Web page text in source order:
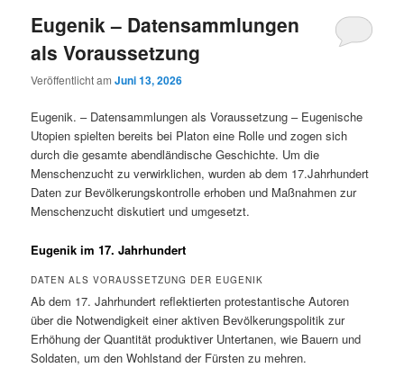
Eugenik – Datensammlungen
als Voraussetzung
Veröffentlicht amJuni 13, 2026
Eugenik. – Datensammlungen als Voraussetzung – Eugenische
Utopien spielten bereits bei Platon eine Rolle und zogen sich
durch die gesamte abendländische Geschichte. Um die
Menschenzucht zu verwirklichen, wurden ab dem 17.Jahrhundert
Daten zur Bevölkerungskontrolle erhoben und Maßnahmen zur
Menschenzucht diskutiert und umgesetzt.
Eugenik im 17. Jahrhundert
DATEN ALS VORAUSSETZUNG DER EUGENIK
Ab dem 17. Jahrhundert reflektierten protestantische Autoren
über die Notwendigkeit einer aktiven Bevölkerungspolitik zur
Erhöhung der Quantität produktiver Untertanen, wie Bauern und
Soldaten, um den Wohlstand der Fürsten zu mehren.